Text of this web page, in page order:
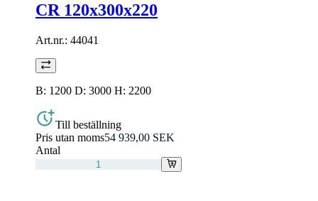
CR 120x300x220
Art.nr.: 44041
B: 1200 D: 3000 H: 2200
Till beställning
Pris utan moms54 939,00 SEK
Antal